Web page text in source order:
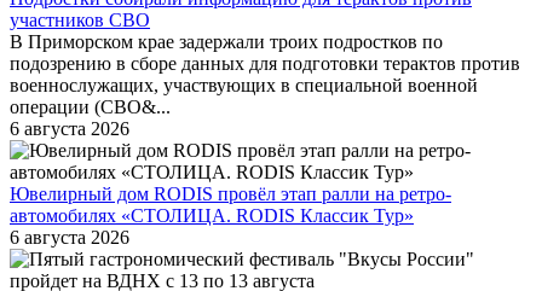
участников СВО
В Приморском крае задержали троих подростков по
подозрению в сборе данных для подготовки терактов против
военнослужащих, участвующих в специальной военной
операции (СВО&...
6 августа 2026
Ювелирный дом RODIS провёл этап ралли на ретро-
автомобилях «СТОЛИЦА. RODIS Классик Тур»
6 августа 2026